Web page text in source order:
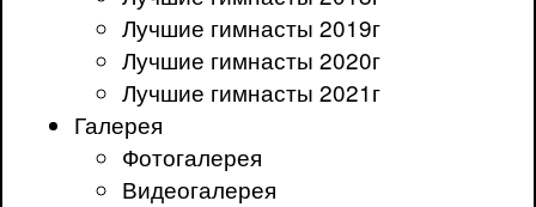
Лучшие гимнасты 2019г
Лучшие гимнасты 2020г
Лучшие гимнасты 2021г
Галерея
Фотогалерея
Видеогалерея